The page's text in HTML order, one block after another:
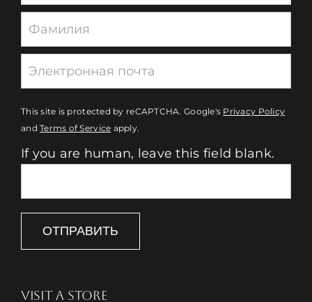
This site is protected by reCAPTCHA. Google's Privacy Policy
andTerms of Service apply.
If you are human, leave this field blank.
ОТПРАВИТЬ
VISIT A STORE